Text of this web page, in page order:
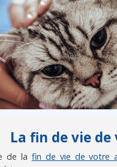
La fin de vie
de la fin de vie de votre